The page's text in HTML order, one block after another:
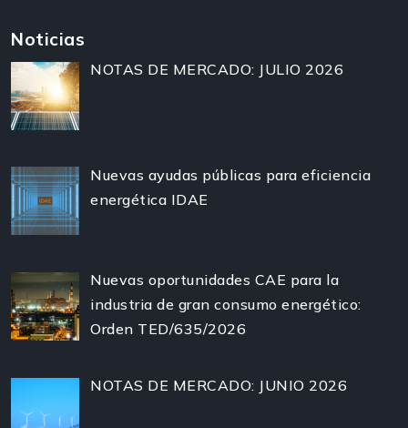
Noticias
NOTAS DE MERCADO: JULIO 2026
Nuevas ayudas públicas para eficiencia
energética IDAE
Nuevas oportunidades CAE para la
industria de gran consumo energético:
Orden TED/635/2026
NOTAS DE MERCADO: JUNIO 2026